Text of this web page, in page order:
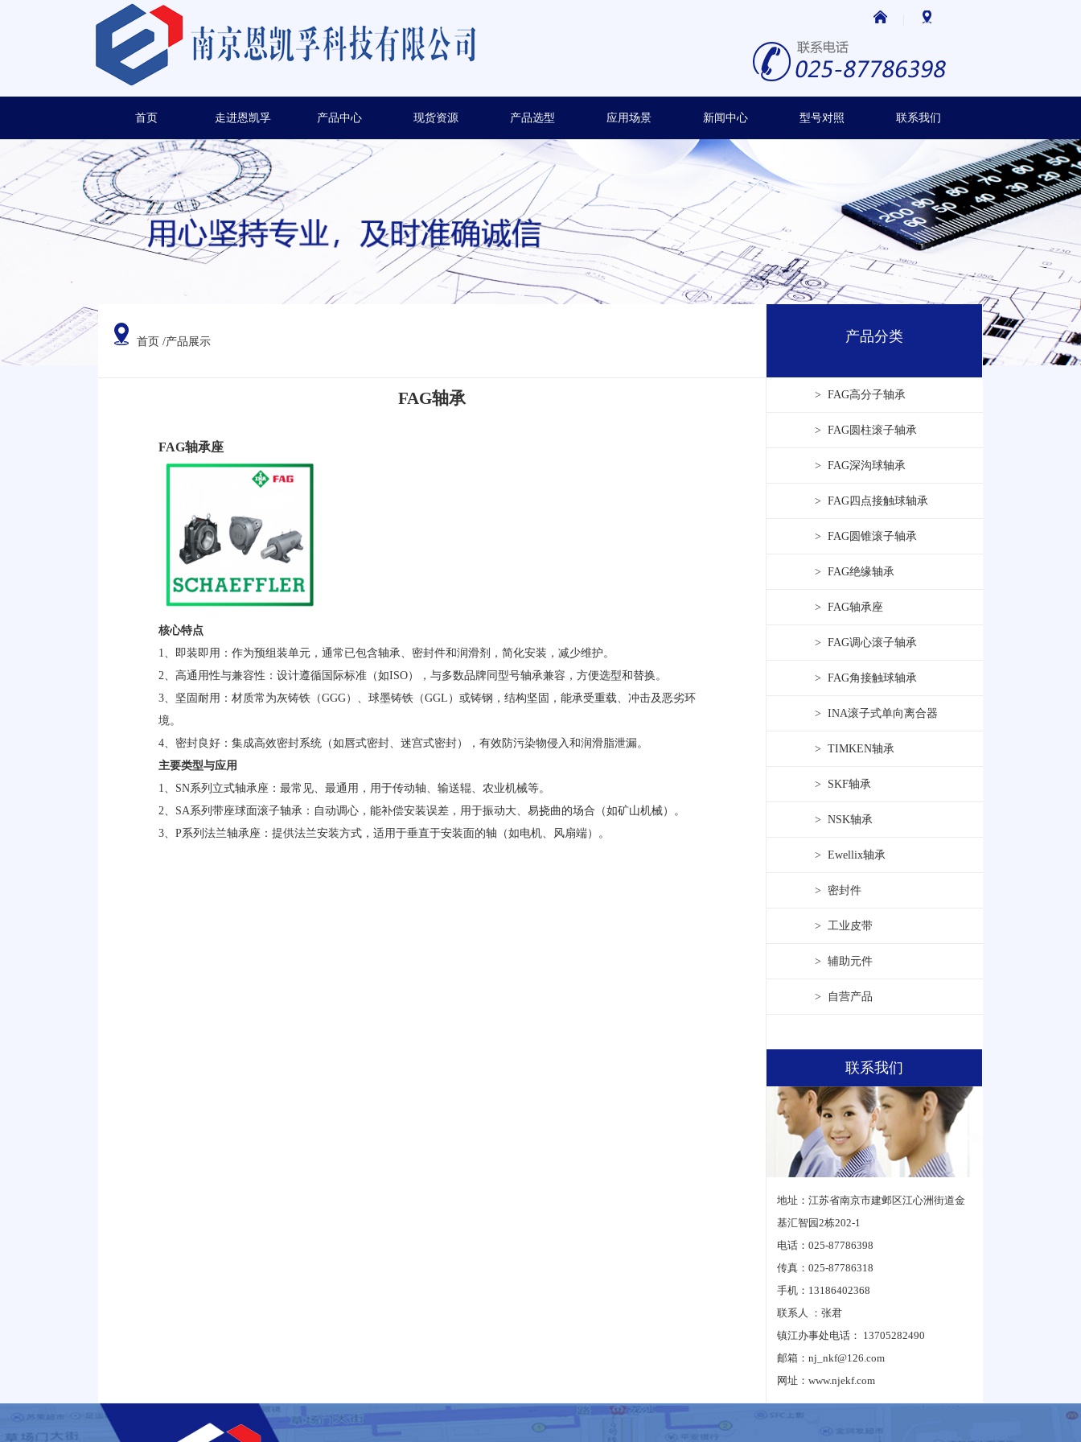
首页 走进恩凯孚 产品中心 现货资源 产品选型 应用场景 新闻中心 型号对照 联系我们
首页 /产品展示
FAG轴承
FAG轴承座
核心特点
1、即装即用：作为预组装单元，通常已包含轴承、密封件和润滑剂，简化安装，减少维护。
2、高通用性与兼容性：设计遵循国际标准（如ISO），与多数品牌同型号轴承兼容，方便选型和替换。
3、坚固耐用：材质常为灰铸铁（GGG）、球墨铸铁（GGL）或铸钢，结构坚固，能承受重载、冲击及恶劣环
境。
4、密封良好：集成高效密封系统（如唇式密封、迷宫式密封），有效防污染物侵入和润滑脂泄漏。
主要类型与应用
1、SN系列立式轴承座：最常见、最通用，用于传动轴、输送辊、农业机械等。
2、SA系列带座球面滚子轴承：自动调心，能补偿安装误差，用于振动大、易挠曲的场合（如矿山机械）。
3、P系列法兰轴承座：提供法兰安装方式，适用于垂直于安装面的轴（如电机、风扇端）。
产品分类
> FAG高分子轴承
> FAG圆柱滚子轴承
> FAG深沟球轴承
> FAG四点接触球轴承
> FAG圆锥滚子轴承
> FAG绝缘轴承
> FAG轴承座
> FAG调心滚子轴承
> FAG角接触球轴承
> INA滚子式单向离合器
> TIMKEN轴承
> SKF轴承
> NSK轴承
> Ewellix轴承
> 密封件
> 工业皮带
> 辅助元件
> 自营产品
联系我们
地址：江苏省南京市建邺区江心洲街道金
基汇智园2栋202-1
电话：025-87786398
传真：025-87786318
手机：13186402368
联系人 ：张君
镇江办事处电话： 13705282490
邮箱：nj_nkf@126.com
网址：www.njekf.com